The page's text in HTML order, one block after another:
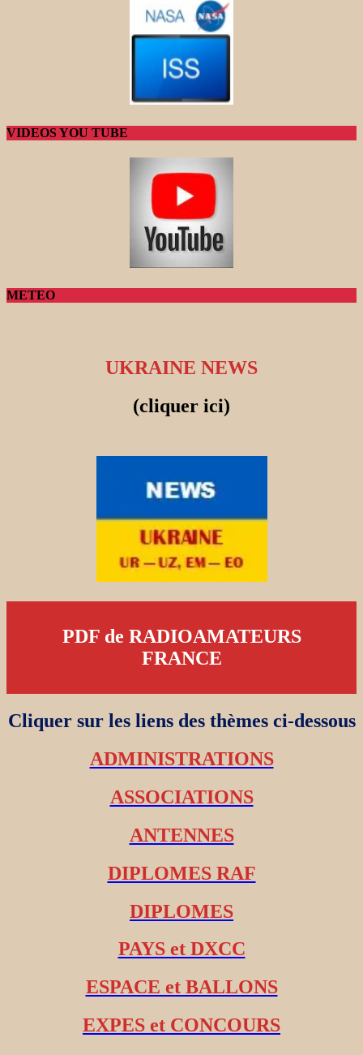
VIDEOS YOU TUBE
METEO
UKRAINE NEWS
(cliquer ici)
PDF de RADIOAMATEURS
FRANCE
Cliquer sur les liens des thèmes ci-dessous
ADMINISTRATIONS
ASSOCIATIONS
ANTENNES
DIPLOMES RAF
DIPLOMES
PAYS et DXCC
ESPACE et BALLONS
EXPES et CONCOURS